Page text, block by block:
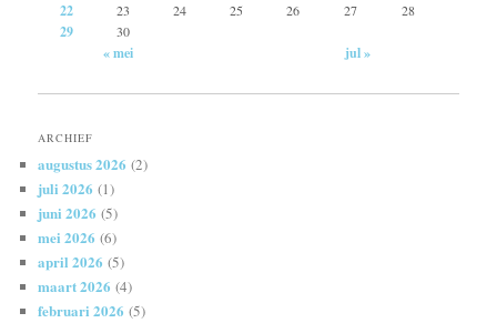
22 23 24 25 26 27 28
29 30
« mei jul »
ARCHIEF
augustus 2026 (2)
juli 2026 (1)
juni 2026 (5)
mei 2026 (6)
april 2026 (5)
maart 2026 (4)
februari 2026 (5)